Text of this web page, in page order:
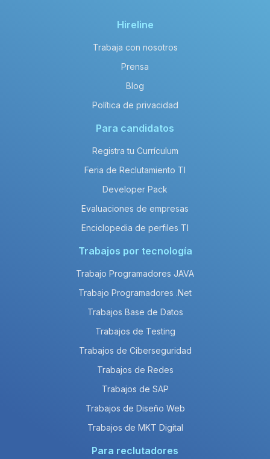
Hireline
Trabaja con nosotros
Prensa
Blog
Política de privacidad
Para candidatos
Registra tu Currículum
Feria de Reclutamiento TI
Developer Pack
Evaluaciones de empresas
Enciclopedia de perfiles TI
Trabajos por tecnología
Trabajo Programadores JAVA
Trabajo Programadores .Net
Trabajos Base de Datos
Trabajos de Testing
Trabajos de Ciberseguridad
Trabajos de Redes
Trabajos de SAP
Trabajos de Diseño Web
Trabajos de MKT Digital
Para reclutadores